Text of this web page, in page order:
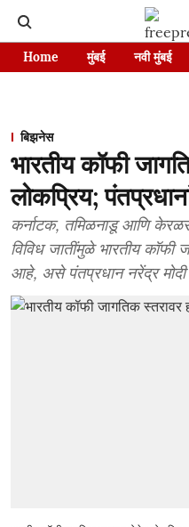
Home मुंबई नवी मुंबई
बिझनेस
भारतीय कॉफी
लोकप्रिय;
कर्नाटक, तमिळनाडू आणि
विविध जातींमुळे भारतीय कॉफी
आहे, असे पंतप्रधान नरेंद्र मोदी